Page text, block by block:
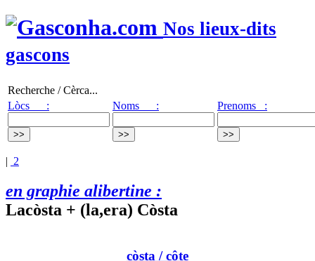
Nos lieux-dits
gascons
Recherche / Cèrca...
Lòcs :
Noms : Prenoms :
| 2
en graphie alibertine :
Lacòsta + (la,era) Còsta
còsta / côte